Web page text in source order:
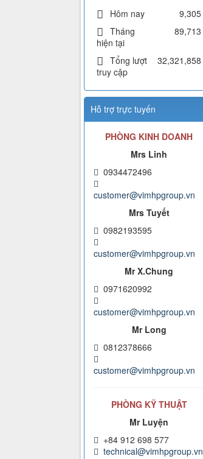
Hôm nay
9,305
Tháng
hiện tại
89,713
Tổng lượt
truy cập
32,321,858
Hỗ trợ trực tuyến
PHÒNG KINH DOANH
Mrs Linh
0934472496
customer@vimhpgroup.vn
Mrs Tuyết
0982193595
customer@vimhpgroup.vn
Mr X.Chung
0971620992
customer@vimhpgroup.vn
Mr Long
0812378666
customer@vimhpgroup.vn
PHÒNG KỸ THUẬT
Mr Luyện
+84 912 698 577
technical@vimhpgroup.vn